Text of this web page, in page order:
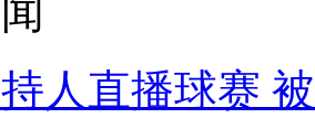
人直播球赛